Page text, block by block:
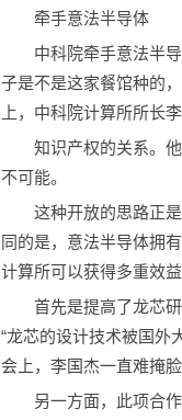
牵手意法半导体
中科院牵手意法半
子是不是这家餐馆种的
上，中科院计算所所长
知识产权的关系。
不可能。
这种开放的思路正
同的是，意法半导体拥
计算所可以获得多重效益
首先是提高了龙芯
“龙芯的设计技术被国外
会上，李国杰一直难掩脸
另一方面，此项合